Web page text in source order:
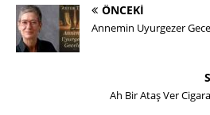
ÖNCEKI
Annemin Uyurgezer
Ah Bir Ataş Ver